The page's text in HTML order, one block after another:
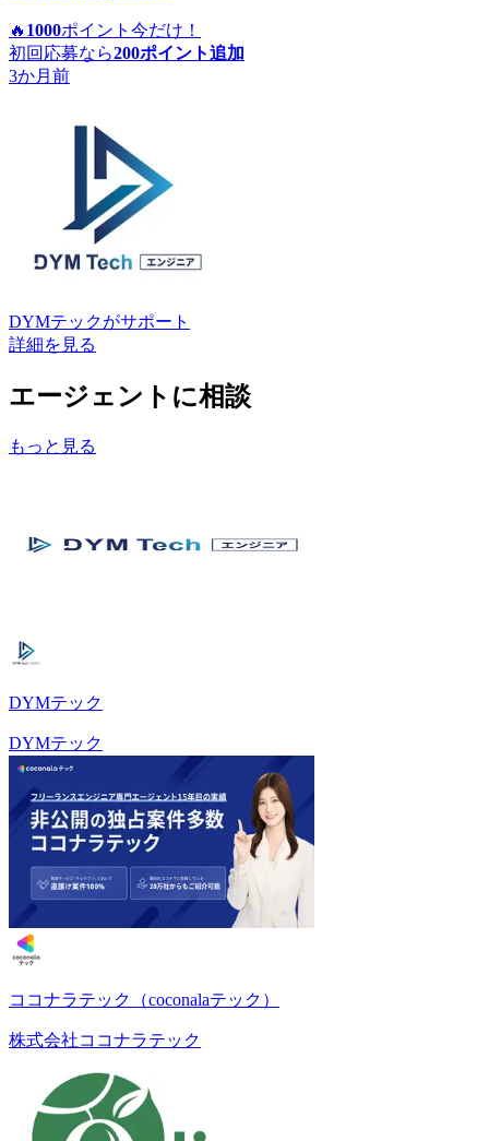
🔥 1000ポイント 今だけ！
初回応募なら200ポイント追加
3か月前
DYMテックがサポート
詳細を見る
エージェントに相談
もっと見る
DYMテック
DYMテック
ココナラテック（coconalaテック）
株式会社ココナラテック